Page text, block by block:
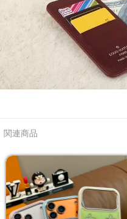
関連商品